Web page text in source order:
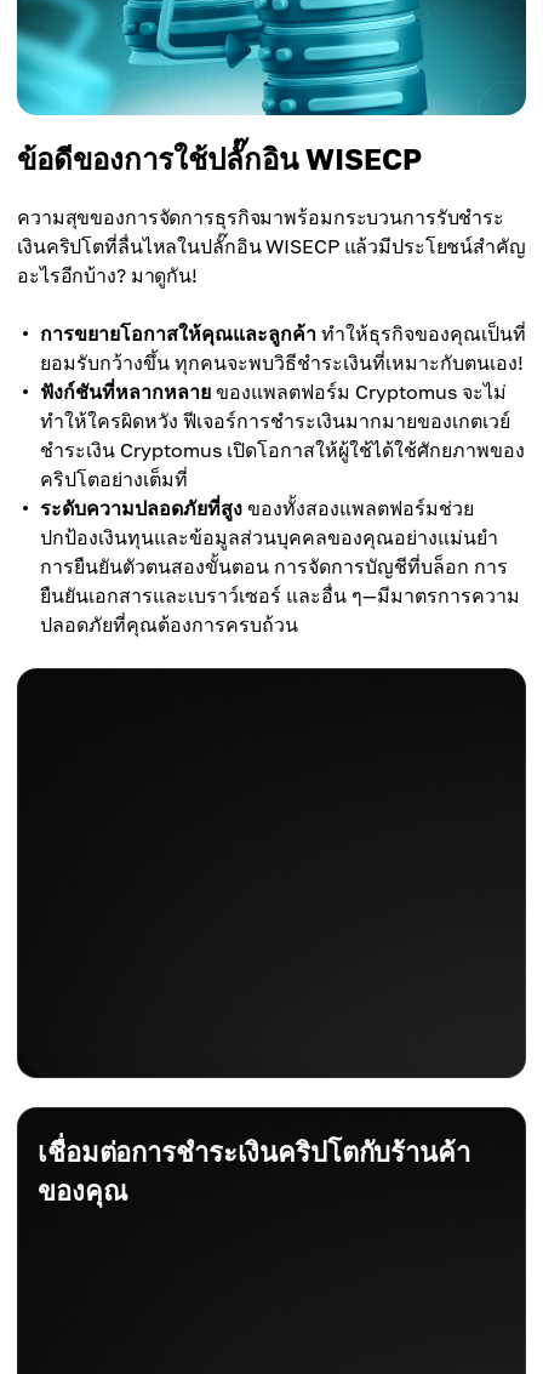
ข้อดีของการใช้ปลั๊กอิน WISECP
ความสุขของการจัดการธุรกิจมาพร้อมกระบวนการรับชำระ
เงินคริปโตที่ลื่นไหลในปลั๊กอิน WISECP แล้วมีประโยชน์สำคัญ
อะไรอีกบ้าง? มาดูกัน!
การขยายโอกาสให้คุณและลูกค้า ทำให้ธุรกิจของคุณเป็นที่
ยอมรับกว้างขึ้น ทุกคนจะพบวิธีชำระเงินที่เหมาะกับตนเอง!
ฟังก์ชันที่หลากหลาย ของแพลตฟอร์ม Cryptomus จะไม่
ทำให้ใครผิดหวัง ฟีเจอร์การชำระเงินมากมายของเกตเวย์
ชำระเงิน Cryptomus เปิดโอกาสให้ผู้ใช้ได้ใช้ศักยภาพของ
คริปโตอย่างเต็มที่
ระดับความปลอดภัยที่สูง ของทั้งสองแพลตฟอร์มช่วย
ปกป้องเงินทุนและข้อมูลส่วนบุคคลของคุณอย่างแม่นยำ
การยืนยันตัวตนสองขั้นตอน การจัดการบัญชีที่บล็อก การ
ยืนยันเอกสารและเบราว์เซอร์ และอื่น ๆ—มีมาตรการความ
ปลอดภัยที่คุณต้องการครบถ้วน
เชื่อมต่อการชำระเงินคริปโตกับร้านค้า
ของคุณ